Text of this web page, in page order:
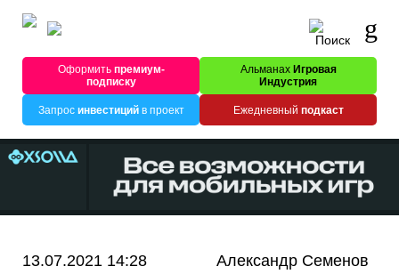
Оформитьпремиум-
подписку
Альманах Игровая
Индустрия
Запрос инвестицийв проект Ежедневный подкаст
13.07.2021 14:28 Александр Семенов